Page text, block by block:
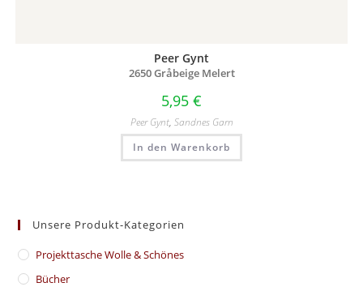
Peer Gynt
2650 Gråbeige Melert
5,95 €
Peer Gynt, Sandnes Garn
In den Warenkorb
Unsere Produkt-Kategorien
​Projekttasche Wolle & Schönes
Bücher